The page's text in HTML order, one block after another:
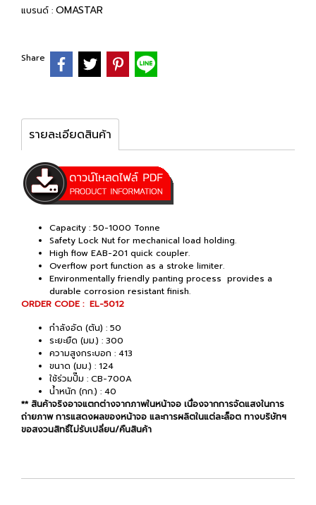
แบรนด์ : OMASTAR
Share
รายละเอียดสินค้า
Capacity : 50-1000 Tonne
Safety Lock Nut for mechanical load holding.
High flow EAB-201 quick coupler.
Overflow port function as a stroke limiter.
Environmentally friendly panting process provides a
durable corrosion resistant finish.
ORDER CODE : EL-5012
กำลังอัด (ตัน) : 50
ระยะยืด (มม.) : 300
ความสูงกระบอก : 413
ขนาด (มม.) : 124
ใช้ร่วมปั๊ม : CB-700A
น้ำหนัก (กก.) : 40
** สินค้าจริงอาจแตกต่างจากภาพในหน้าจอ เนื่องจากการจัดแสงในการ
ถ่ายภาพ การแสดงผลของหน้าจอ และการผลิตในแต่ละล็อต ทางบริษัทฯ
ขอสงวนสิทธิ์ไม่รับเปลี่ยน/คืนสินค้า